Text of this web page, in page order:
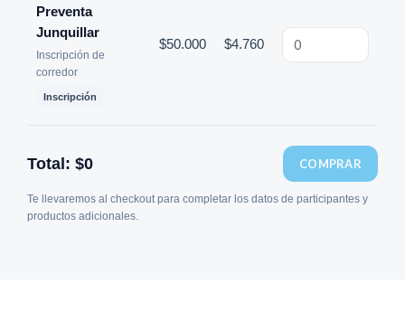
Preventa
Junquillar
Inscripción de
corredor
Inscripción
$50.000 $4.760
Total: $0 COMPRAR
Te llevaremos al checkout para completar los datos de participantes y
productos adicionales.